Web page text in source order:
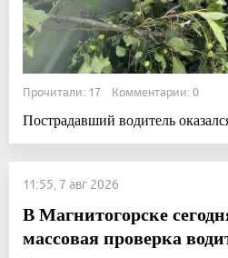
Прочитали: 17 Комментарии: 0
Пострадавший водитель
11:55, 7 авг 2026
В Магнитогорске
массовая проверка